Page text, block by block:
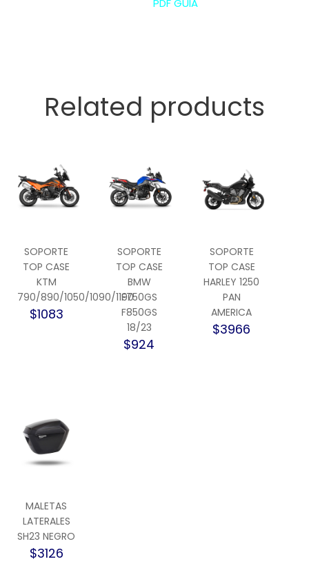
PDF GUIA
Related products
SOPORTE
TOP CASE
KTM
790/890/1050/1090/1190
$1083
SOPORTE
TOP CASE
BMW
F750GS
F850GS
18/23
$924
SOPORTE
TOP CASE
HARLEY 1250
PAN
AMERICA
$3966
MALETAS
LATERALES
SH23 NEGRO
$3126